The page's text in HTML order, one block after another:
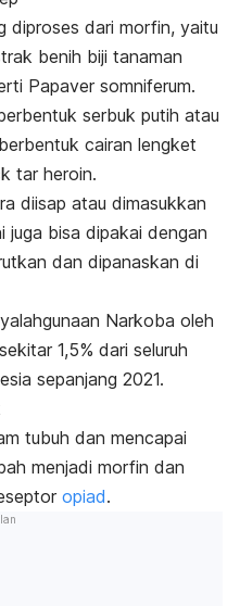
diproses dari morfin, yaitu
benih biji tanaman
Papaver somniferum.
serbuk putih atau
cairan lengket
tar heroin.
diisap atau dimasukkan
bisa dipakai dengan
dan dipanaskan di
Narkoba oleh
1,5% dari seluruh
sepanjang 2021.
tubuh dan mencapai
menjadi morfin dan
opiad.